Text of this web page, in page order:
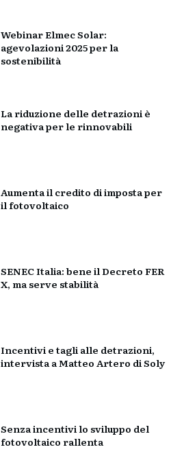
Webinar Elmec Solar:
agevolazioni 2025 per la
sostenibilità
La riduzione delle detrazioni è
negativa per le rinnovabili
Aumenta il credito di imposta per
il fotovoltaico
SENEC Italia: bene il Decreto FER
X, ma serve stabilità
Incentivi e tagli alle detrazioni,
intervista a Matteo Artero di Soly
Senza incentivi lo sviluppo del
fotovoltaico rallenta